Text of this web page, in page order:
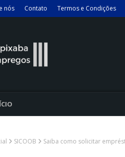
nós Contato Termos e Condições
SICOOB
Saiba como solicitar